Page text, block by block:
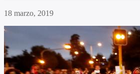
18 marzo, 2019